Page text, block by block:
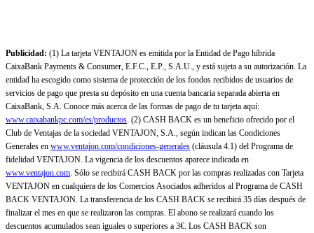
Publicidad: (1) La tarjeta VENTAJON es emitida por la Entidad de Pago híbrida
CaixaBank Payments & Consumer, E.F.C., E.P., S.A.U., y está sujeta a su autorización. La
entidad ha escogido como sistema de protección de los fondos recibidos de usuarios de
servicios de pago que presta su depósito en una cuenta bancaria separada abierta en
CaixaBank, S.A. Conoce más acerca de las formas de pago de tu tarjeta aquí:
www.caixabankpc.com/es/productos. (2) CASH BACK es un beneficio ofrecido por el
Club de Ventajas de la sociedad VENTAJON, S.A., según indican las Condiciones
Generales en www.ventajon.com/condiciones-generales (cláusula 4.1) del Programa de
fidelidad VENTAJON. La vigencia de los descuentos aparece indicada en
www.ventajon.com. Sólo se recibirá CASH BACK por las compras realizadas con Tarjeta
VENTAJON en cualquiera de los Comercios Asociados adheridos al Programa de CASH
BACK VENTAJON. La transferencia de los CASH BACK se recibirá 35 días después de
finalizar el mes en que se realizaron las compras. El abono se realizará cuando los
descuentos acumulados sean iguales o superiores a 3€. Los CASH BACK son